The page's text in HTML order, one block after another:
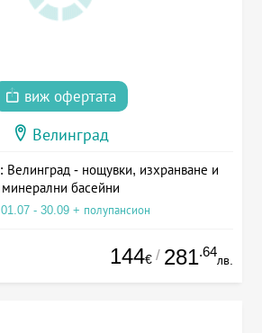
виж офертата
Велинград
- нощувки, изхранване и
минерални басейни
- 30.09 + полупансион
144€ / 281.64
лв.